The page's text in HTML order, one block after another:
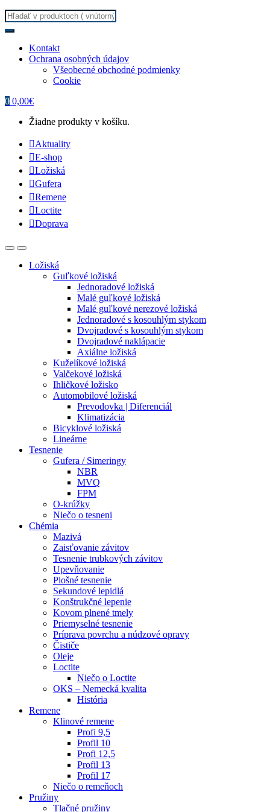
Search for:
Kontakt
Ochrana osobných údajov
Všeobecné obchodné podmienky
Cookie
0 0,00€
Žiadne produkty v košíku.
Aktuality
E-shop
Ložiská
Gufera
Remene
Loctite
Doprava
Ložiská
Guľkové ložiská
Jednoradové ložiská
Malé guľkové ložiská
Malé guľkové nerezové ložiská
Jednoradové s kosouhlým stykom
Dvojradové s kosouhlým stykom
Dvojradové naklápacie
Axiálne ložiská
Kuželíkové ložiská
Valčekové ložiská
Ihličkové ložisko
Automobilové ložiská
Prevodovka | Diferenciál
Klimatizácia
Bicyklové ložiská
Lineárne
Tesnenie
Gufera / Simeringy
NBR
MVQ
FPM
O-krúžky
Niečo o tesneni
Chémia
Mazivá
Zaisťovanie závitov
Tesnenie trubkových závitov
Upevňovanie
Plošné tesnenie
Sekundové lepidlá
Konštrukčné lepenie
Kovom plnené tmely
Priemyselné tesnenie
Príprava povrchu a núdzové opravy
Čističe
Oleje
Loctite
Niečo o Loctite
OKS – Nemecká kvalita
História
Remene
Klinové remene
Profi 9,5
Profil 10
Profi 12,5
Profil 13
Profil 17
Niečo o remeňoch
Pružiny
Tlačné pružiny